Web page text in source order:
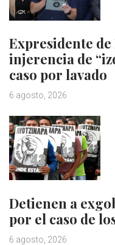
Expresidente
injerencia de
caso por lavado
6 agosto, 2026
Detienen a
por el caso de
6 agosto, 2026